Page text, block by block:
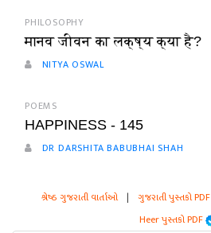
PHILOSOPHY
मानव जीवन का लक्ष्य क्या है?
NITYA OSWAL
POEMS
HAPPINESS - 145
DR DARSHITA BABUBHAI SHAH
શ્રેષ્ઠ ગુજરાતી વાર્તાઓ | ગુજરાતી પુસ્તકો PDF
Heer પુસ્તકો PDF